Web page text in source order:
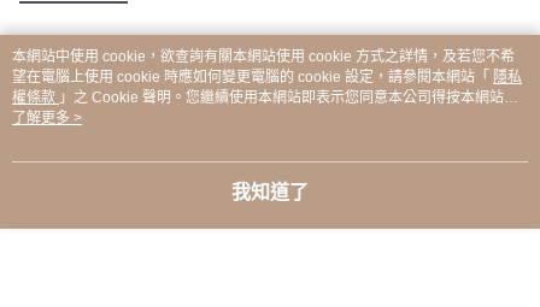
熱門標籤
本網站中使用 cookie，欲查詢有關本網站使用 cookie 方式之詳情，及若您不希
望在電腦上使用 cookie 時應如何變更電腦的 cookie 設定，請參閱本網站「 隱私
權條款 」之 Cookie 聲明。您繼續使用本網站即表示您同意本公司得按本網站使
用條款之 Cookie 聲明使用 cookie。
了解更多 >
我知道了